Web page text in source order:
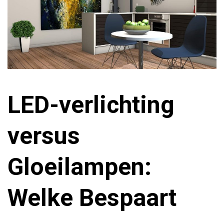
LED-verlichting
versus
Gloeilampen:
Welke Bespaart